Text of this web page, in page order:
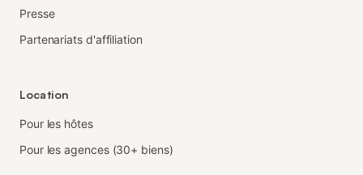
Presse
Partenariats d'affiliation
Location
Pour les hôtes
Pour les agences (30+ biens)